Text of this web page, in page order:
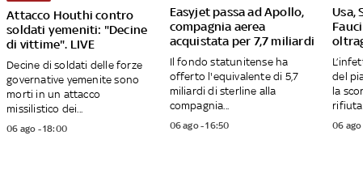
Attacco Houthi contro
soldati yemeniti: "Decine
di vittime". LIVE
Decine di soldati delle forze
governative yemenite sono
morti in un attacco
missilistico dei...
06 ago - 18:00
Easyjet passa ad Apollo,
compagnia aerea
acquistata per 7,7 miliardi
Il fondo statunitense ha
offerto l'equivalente di 5,7
miliardi di sterline alla
compagnia...
06 ago - 16:50
Usa,
del
la
06 ago